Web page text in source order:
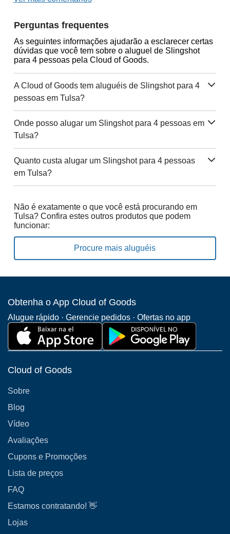
Perguntas frequentes
As seguintes informações ajudarão a esclarecer certas
dúvidas que você tem sobre o aluguel de Slingshot
para 4 pessoas pela Cloud of Goods.
A Cloud of Goods tem aluguéis de Slingshot para 4
pessoas em Tulsa?
Onde posso alugar um Slingshot para 4 pessoas em
Tulsa?
Quanto custa alugar um Slingshot para 4 pessoas
em Tulsa?
Não é exatamente o que você está procurando em
Tulsa? Confira estes outros produtos que podem
funcionar:
Procure mais aluguéis
Obtenha o App Cloud of Goods
Alugue rápido · Gerencie pedidos · Ofertas no app
Cloud of Goods
Sobre
Blog
Vídeo
Avaliações
Cupons e Promoções
Lista de preços
FAQ
Estamos contratando! 👋
Lojas